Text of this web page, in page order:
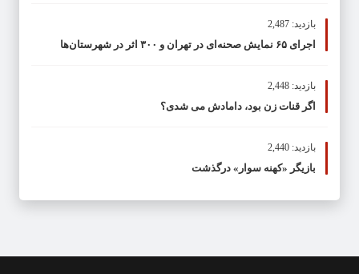
بازدید: 2,487
اجرای ۶۵ نمایش صحنه‌ای در تهران و ۳۰۰ اثر در شهرستان‌ها
بازدید: 2,448
اگر قنات زن بود، دامادش می شدی؟
بازدید: 2,440
بازیگر «کهنه سوار» درگذشت